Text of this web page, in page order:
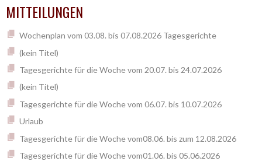
MITTEILUNGEN
Wochenplan vom 03.08. bis 07.08.2026 Tagesgerichte
(kein Titel)
Tagesgerichte für die Woche vom 20.07. bis 24.07.2026
(kein Titel)
Tagesgerichte für die Woche vom 06.07. bis 10.07.2026
Urlaub
Tagesgerichte für die Woche vom08.06. bis zum 12.08.2026
Tagesgerichte für die Woche vom01.06. bis 05.06.2026